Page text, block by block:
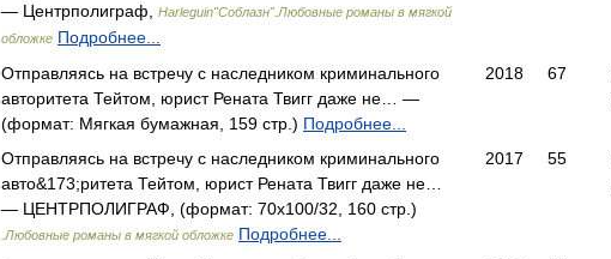
— Центрполиграф,
Harleguin"Соблазн".Любовные романы в мягкой
обложке Подробнее...
Отправляясь на встречу с наследником криминального
авто­ритета Тейтом, юрист Рената Твигг даже не… —
(формат: Мягкая бумажная, 159 стр.) Подробнее...
2018 67
Отправляясь на встречу с наследником криминального
авто&173;ритета Тейтом, юрист Рената Твигг даже не…
— ЦЕНТРПОЛИГРАФ, (формат: 70x100/32, 160 стр.)
.Любовные романы в мягкой обложке Подробнее...
2017 55